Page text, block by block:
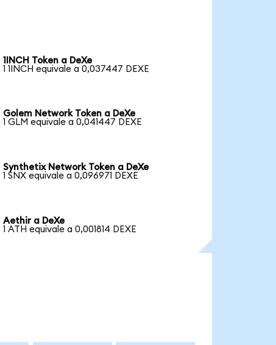
1INCH Token a DeXe
1 1INCH equivale a 0,037447 DEXE
Golem Network Token a DeXe
1 GLM equivale a 0,041447 DEXE
Synthetix Network Token a DeXe
1 SNX equivale a 0,096971 DEXE
Aethir a DeXe
1 ATH equivale a 0,001814 DEXE